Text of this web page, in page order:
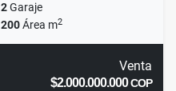
2Garaje
200Área m2
Venta
$2.000.000.000COP